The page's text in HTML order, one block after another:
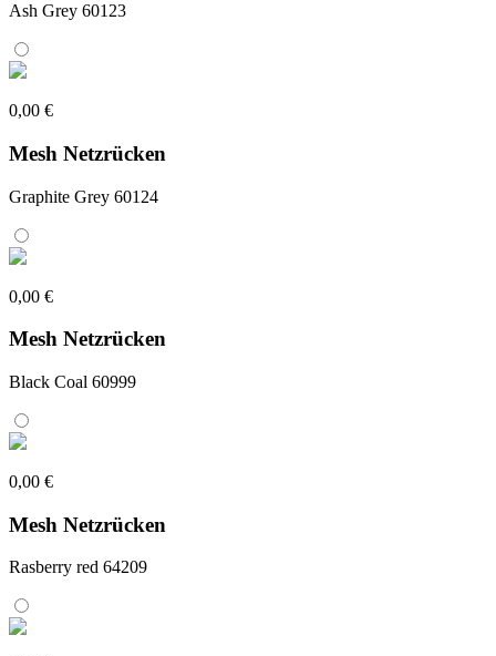
Ash Grey 60123
0,00 €
Mesh Netzrücken
Graphite Grey 60124
0,00 €
Mesh Netzrücken
Black Coal 60999
0,00 €
Mesh Netzrücken
Rasberry red 64209